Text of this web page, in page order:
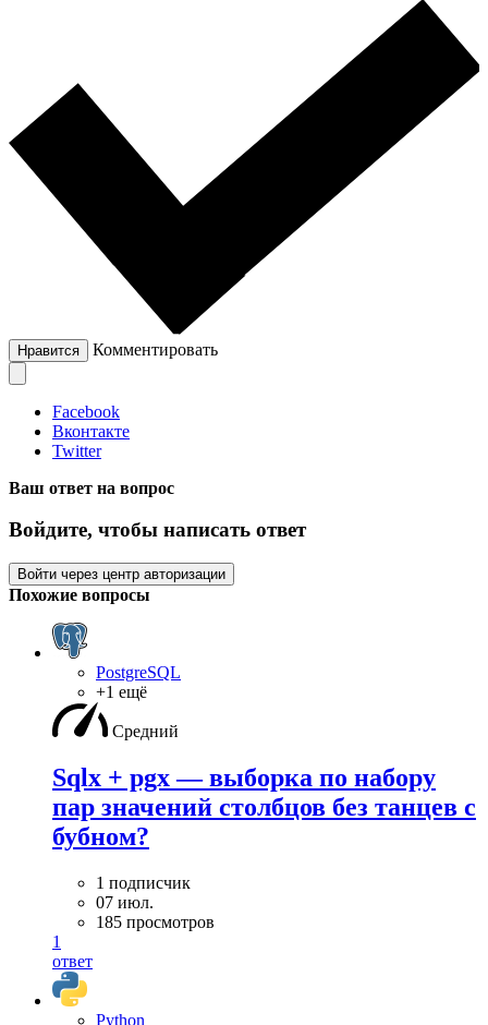
Нравится Комментировать
Facebook
Вконтакте
Twitter
Ваш ответ на вопрос
Войдите, чтобы написать ответ
Войти через центр авторизации
Похожие вопросы
PostgreSQL
+1 ещё
Средний
Sqlx + pgx — выборка по набору
пар значений столбцов без танцев с
бубном?
1 подписчик
07 июл.
185 просмотров
1
ответ
Python